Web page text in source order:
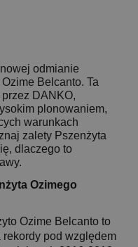
odmianie
Belcanto. Ta
DANKO,
plonowaniem,
warunkach
zalety Pszenżyta
dlaczego to
Ozimego
Ozime Belcanto to
rekordy pod względem